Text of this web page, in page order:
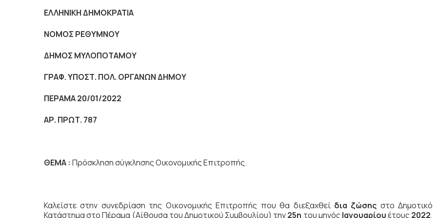
ΕΛΛΗΝΙΚΗ ΔΗΜΟΚΡΑΤΙΑ
NOMOΣ ΡΕΘΥΜΝΟΥ
ΔΗΜΟΣ ΜΥΛΟΠΟΤΑΜΟΥ
ΓΡΑΦ. ΥΠΟΣΤ. ΠΟΛ. ΟΡΓΑΝΩΝ ΔΗΜΟΥ
ΠΕΡΑΜΑ 20/01/2022
ΑΡ. ΠΡΩΤ. 787
ΘΕΜΑ : Πρόσκληση σύγκλησης Οικονομικής Επιτροπής.
Καλείστε στην συνεδρίαση της Οικονομικής Επιτροπής που θα διεξαχθεί δια ζώσης στο Δημοτικό
Κατάστημα στο Πέραμα (Αίθουσα του Δημοτικού Συμβουλίου) την25η του μηνός Ιανουαρίουέτους 2022,